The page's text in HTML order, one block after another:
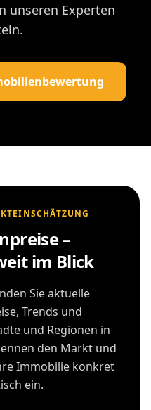
unseren Experten
–
im Blick
Sie aktuelle
Trends und
und Regionen in
den Markt und
Immobilie konkret
ein.